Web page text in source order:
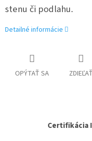
stenu či podlahu.
Detailné informácie
OPÝTAŤ SA ZDIEĽAŤ
Certifikácia